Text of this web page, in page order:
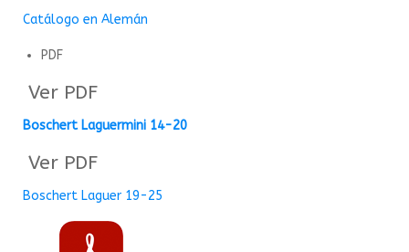
Catálogo en Alemán
PDF
Ver PDF
Boschert Laguermini 14-20
Ver PDF
Boschert Laguer 19-25